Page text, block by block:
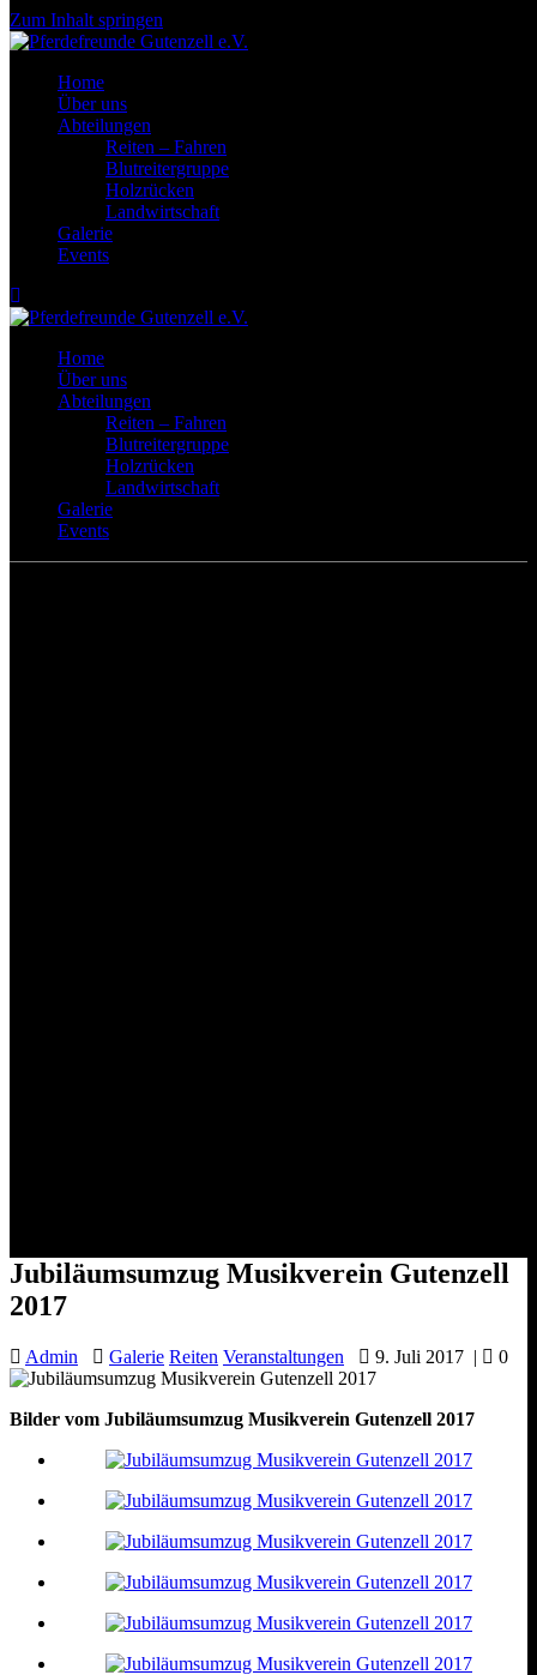
Zum Inhalt springen
Home
Über uns
Abteilungen
Reiten – Fahren
Blutreitergruppe
Holzrücken
Landwirtschaft
Galerie
Events
Home
Über uns
Abteilungen
Reiten – Fahren
Blutreitergruppe
Holzrücken
Landwirtschaft
Galerie
Events
Jubiläumsumzug Musikverein Gutenzell
2017
Admin Galerie Reiten Veranstaltungen 9. Juli 2017 | 0
Bilder vom Jubiläumsumzug Musikverein Gutenzell 2017